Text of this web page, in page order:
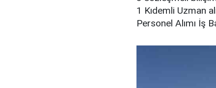
1 Kıdemli Uzman
Personel Alımı İş